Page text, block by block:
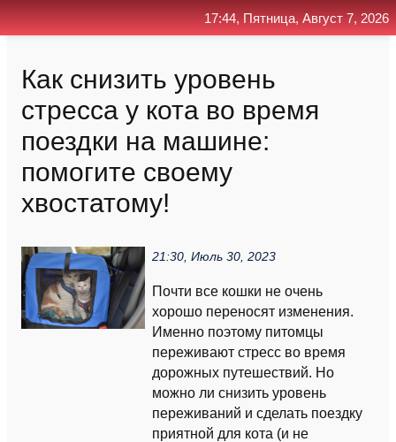
Как снизить уровень
стресса у кота во время
поездки на машине:
помогите своему
хвостатому!
21:30, Июль 30, 2023
Почти все кошки не очень
хорошо переносят изменения.
Именно поэтому питомцы
переживают стресс во время
дорожных путешествий. Но
можно ли снизить уровень
переживаний и сделать поездку
приятной для кота (и не
17:44, Пятница, Август 7, 2026